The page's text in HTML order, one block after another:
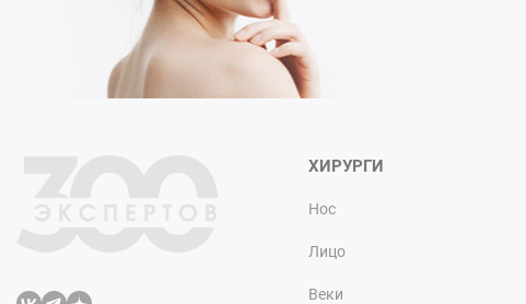
ХИРУРГИ
Нос
Лицо
Веки